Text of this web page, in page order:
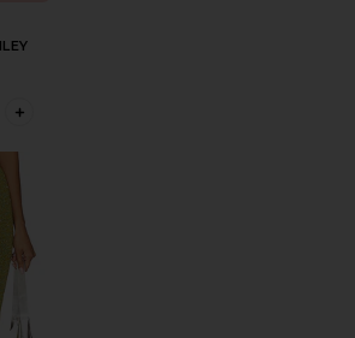
PLUS ICON TO SEE MORE OPTIONS
ЮБКА CAROLINA